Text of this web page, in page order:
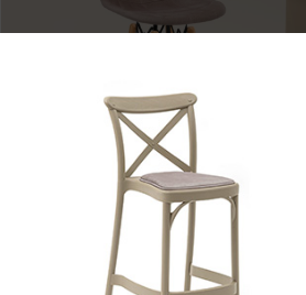
BARSKE STOLICE
6 proizvoda